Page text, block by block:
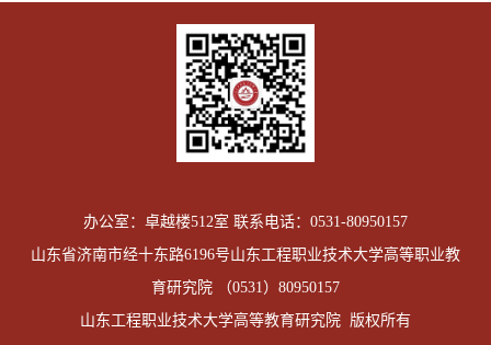
办公室：卓越楼512室 联系电话：0531-80950157
山东省济南市经十东路6196号山东工程职业技术大学高等职业教
育研究院 （0531）80950157
山东工程职业技术大学高等教育研究院 版权所有